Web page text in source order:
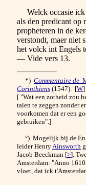
Welck occasie ick
als den predicant op
propheteren in de
verstondt, maer niet
het volck int Engels
— Vide vers 13.
*) Commentaire de
Corinthiens (1547). [W]
[ "Wat een zotheid zou
talen te zeggen zonder
voorkomen dat er een
gebruiken".]
°) Mogelijk bij de
leider Henry Ainsworth
Jacob Beeckman [>].
Amsterdam: "Anno
vloet, dat ick